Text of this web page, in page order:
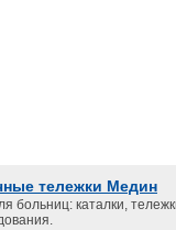
тележки Медин
больниц: каталки,